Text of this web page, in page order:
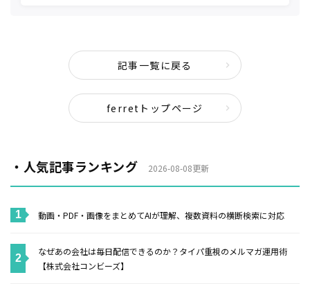
記事一覧に戻る
ferretトップページ
・人気記事ランキング 2026-08-08更新
動画・PDF・画像をまとめてAIが理解、複数資料の横断検索に対応
なぜあの会社は毎日配信できるのか？タイパ重視のメルマガ運用術
【株式会社コンビーズ】